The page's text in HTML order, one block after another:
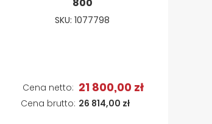
SKU: 1077798
26 814,00 zł
21 800,00 zł
Dodaj do koszyka